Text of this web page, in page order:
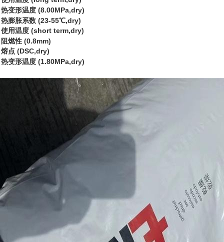
热变形温度 (8.00MPa,dry)
热膨胀系数 (23-55℃,dry)
使用温度 (short term,dry)
阻燃性 (0.8mm)
熔点 (DSC,dry)
热变形温度 (1.80MPa,dry)